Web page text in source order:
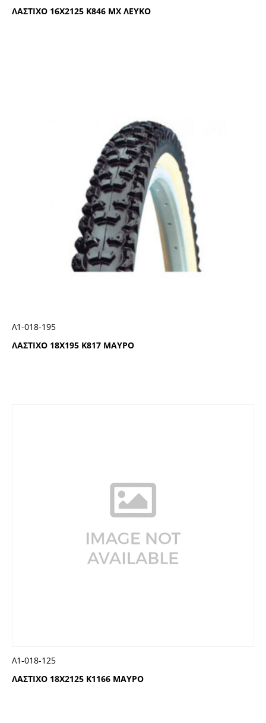
ΛΑΣΤΙΧΟ 16Χ2125 Κ846 ΜΧ ΛΕΥΚΟ
ΛΑΣΤΙΧΟ 18Χ195 Κ817 ΜΑΥΡΟ
Λ1-018-195
ΛΑΣΤΙΧΟ 18Χ2125 Κ1166 ΜΑΥΡΟ
Λ1-018-125